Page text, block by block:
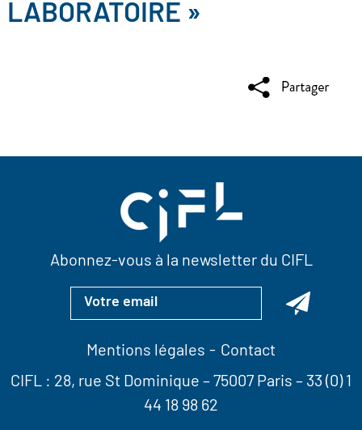
LABORATOIRE »
Abonnez-vous à la newsletter du CIFL
Mentions légales
Contact
CIFL : 28, rue St Dominique – 75007 Paris – 33 (0) 1
44 18 98 62